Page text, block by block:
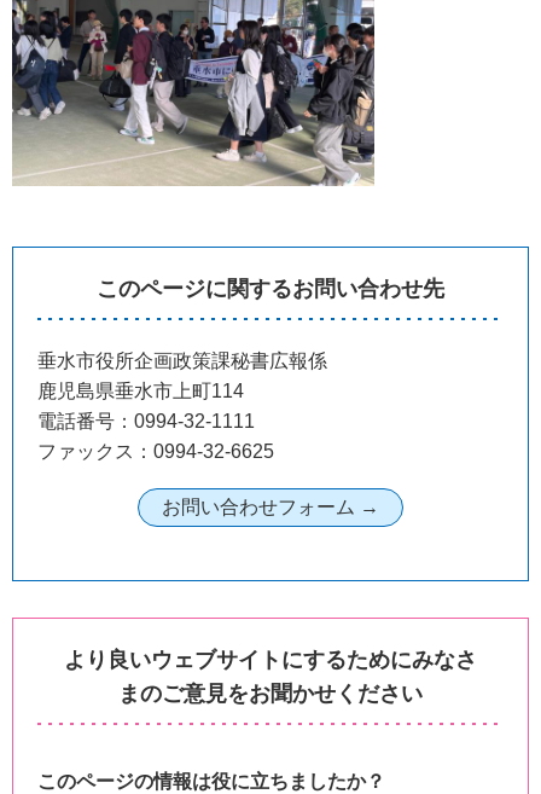
このページに関するお問い合わせ先
垂水市役所企画政策課秘書広報係
鹿児島県垂水市上町114
電話番号：0994-32-1111
ファックス：0994-32-6625
より良いウェブサイトにするためにみなさ
まのご意見をお聞かせください
このページの情報は役に立ちましたか？